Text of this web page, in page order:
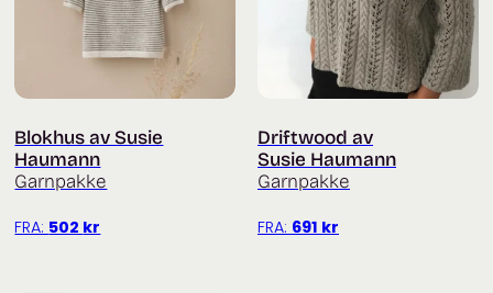
Blokhus av Susie
Haumann
Garnpakke
FRA: 502 kr
Driftwood av
Susie Haumann
Garnpakke
FRA: 691 kr